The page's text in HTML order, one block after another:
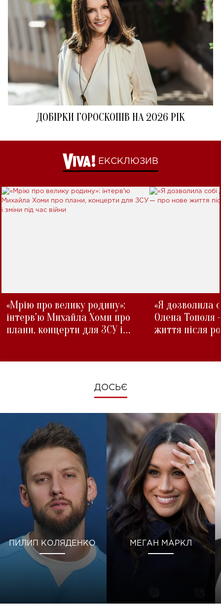
ДОБІРКИ ГОРОСКОПІВ НА 2026 РІК
ЕКСКЛЮЗИВ
«Мрію про велику родину»:
інтерв'ю Михайла Хоми про
плани, концерти для ЗСУ і
«Я дозволила
Олена Тополя
життя після
ДОСЬЄ
ПИЛИП КОЛЯДЕНКО МЕГАН МАРКЛ